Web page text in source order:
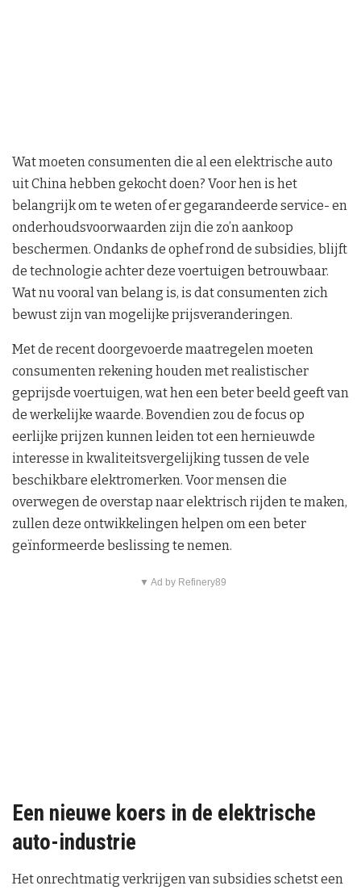
Wat moeten consumenten die al een elektrische auto
uit China hebben gekocht doen? Voor hen is het
belangrijk om te weten of er gegarandeerde service- en
onderhoudsvoorwaarden zijn die zo’n aankoop
beschermen. Ondanks de ophef rond de subsidies, blijft
de technologie achter deze voertuigen betrouwbaar.
Wat nu vooral van belang is, is dat consumenten zich
bewust zijn van mogelijke prijsveranderingen.
Met de recent doorgevoerde maatregelen moeten
consumenten rekening houden met realistischer
geprijsde voertuigen, wat hen een beter beeld geeft van
de werkelijke waarde. Bovendien zou de focus op
eerlijke prijzen kunnen leiden tot een hernieuwde
interesse in kwaliteitsvergelijking tussen de vele
beschikbare elektromerken. Voor mensen die
overwegen de overstap naar elektrisch rijden te maken,
zullen deze ontwikkelingen helpen om een beter
geïnformeerde beslissing te nemen.
▼ Ad by Refinery89
Een nieuwe koers in de elektrische
auto-industrie
Het onrechtmatig verkrijgen van subsidies schetst een